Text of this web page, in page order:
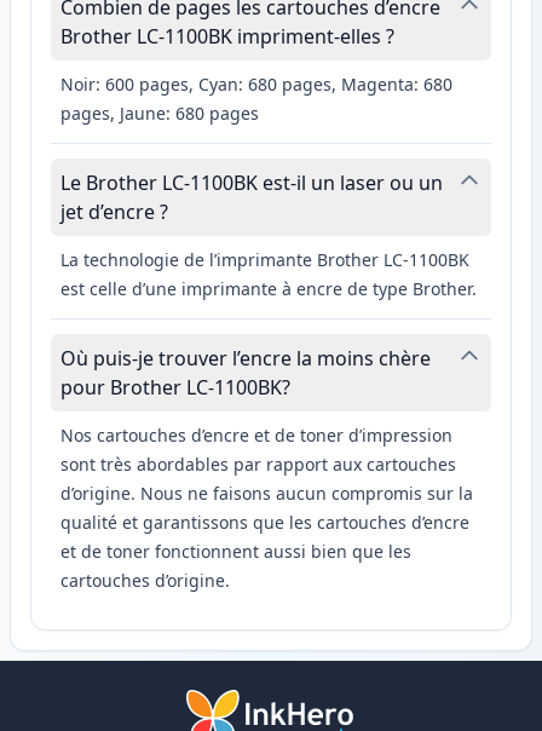
Combien de pages les cartouches d’encre
Brother LC-1100BK impriment-elles ?
Noir: 600 pages, Cyan: 680 pages, Magenta: 680
pages, Jaune: 680 pages
Le Brother LC-1100BK est-il un laser ou un
jet d’encre ?
La technologie de l’imprimante Brother LC-1100BK
est celle d’une imprimante à encre de type Brother.
Où puis-je trouver l’encre la moins chère
pour Brother LC-1100BK?
Nos cartouches d’encre et de toner d’impression
sont très abordables par rapport aux cartouches
d’origine. Nous ne faisons aucun compromis sur la
qualité et garantissons que les cartouches d’encre
et de toner fonctionnent aussi bien que les
cartouches d’origine.